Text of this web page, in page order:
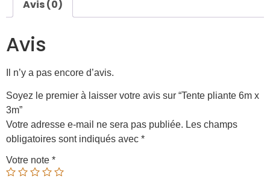
Avis (0)
Avis
Il n’y a pas encore d’avis.
Soyez le premier à laisser votre avis sur “Tente pliante 6m x
3m”
Votre adresse e-mail ne sera pas publiée. Les champs
obligatoires sont indiqués avec *
Votre note *